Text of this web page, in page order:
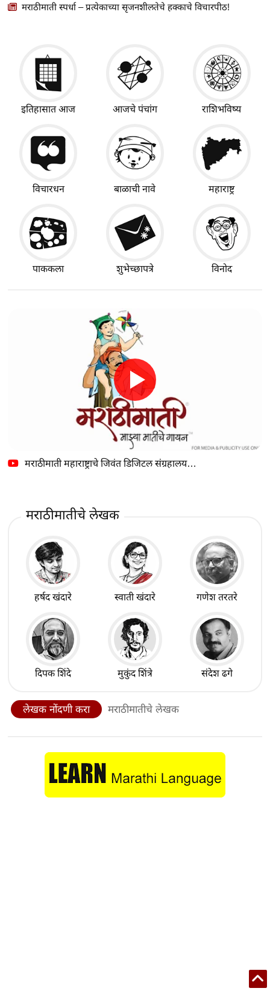
मराठीमाती स्पर्धा – प्रत्येकाच्या सृजनशीलतेचे हक्काचे विचारपीठ!
इतिहासात आज आजचे पंचांग राशिभविष्य
विचारधन बाळाची नावे महाराष्ट्र
पाककला शुभेच्छापत्रे विनोद
मराठीमाती महाराष्ट्राचे जिवंत डिजिटल संग्रहालय…
मराठीमातीचे लेखक
हर्षद खंदारे स्वाती खंदारे गणेश तरतरे
दिपक शिंदे मुकुंद शिंत्रे संदेश ढगे
लेखक नोंदणी करा मराठीमातीचे लेखक